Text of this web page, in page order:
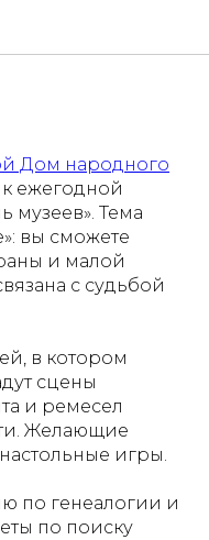
Дом народного
ежегодной
музеев». Тема
вы сможете
и малой
с судьбой
в котором
сцены
и ремесел
Желающие
игры.
по генеалогии и
по поиску